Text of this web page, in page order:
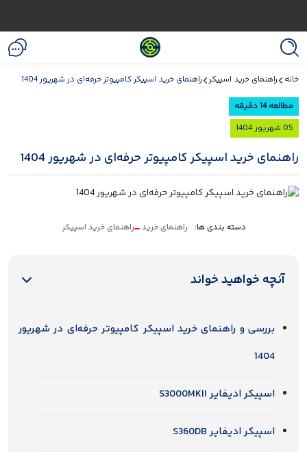
خانه راهنمای خرید اسپیکر راهنمای خرید اسپیکر کامپیوتر حرفه‌ای در شهریور 1404
مطالعه 14 دقیقه
05 شهریور 1404
راهنمای خرید اسپیکر کامپیوتر حرفه‌ای در شهریور 1404
دسته بندی ها: راهنمای خرید راهنمای خرید اسپیکر
آنچه خواهید خواند
بررسی و راهنمای خرید اسپیکر کامپیوتر حرفه‌ای در شهریور
1404
اسپیکر ادیفایر S3000MKII
اسپیکر ادیفایر S360DB